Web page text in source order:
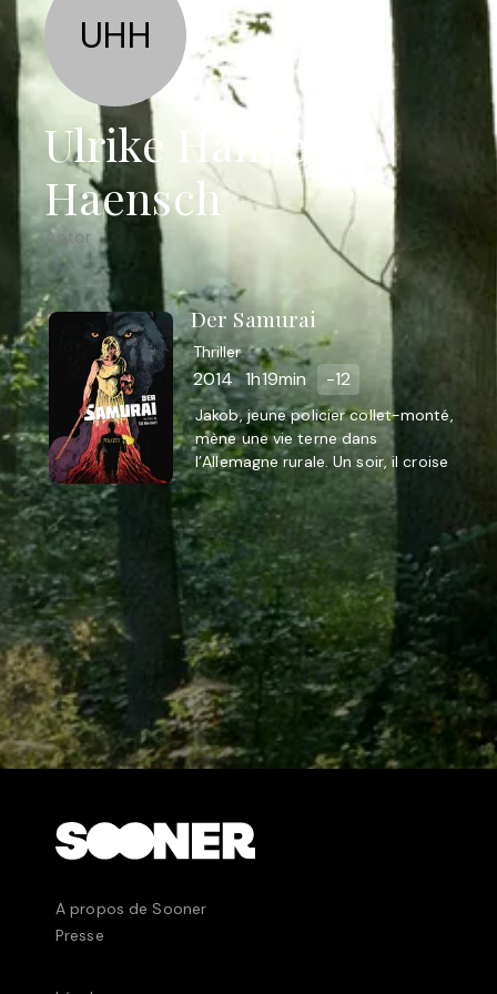
UHH
Ulrike Hanke-
Haensch
Actor
Der Samurai
Thriller
2014 1h19min -12
Jakob, jeune policier collet-monté,
mène une vie terne dans
l’Allemagne rurale. Un soir, il croise
la route d’un travesti
charismatique qui, armé d’un ...
A propos de Sooner
Presse